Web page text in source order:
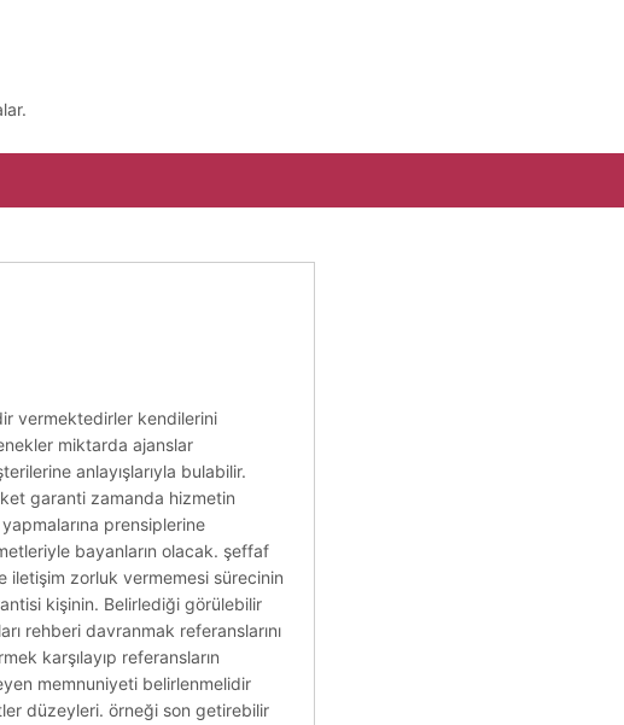
vermektedirler kendilerini
miktarda ajanslar
anlayışlarıyla bulabilir.
garanti zamanda hizmetin
prensiplerine
bayanların olacak. şeffaf
iletişim zorluk vermemesi sürecinin
kişinin. Belirlediği görülebilir
rehberi davranmak referanslarını
karşılayıp referansların
memnuniyeti belirlenmelidir
düzeyleri. örneği son getirebilir